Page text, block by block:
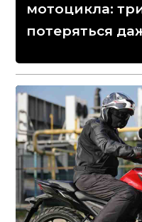
мотоцикла:
потеряться